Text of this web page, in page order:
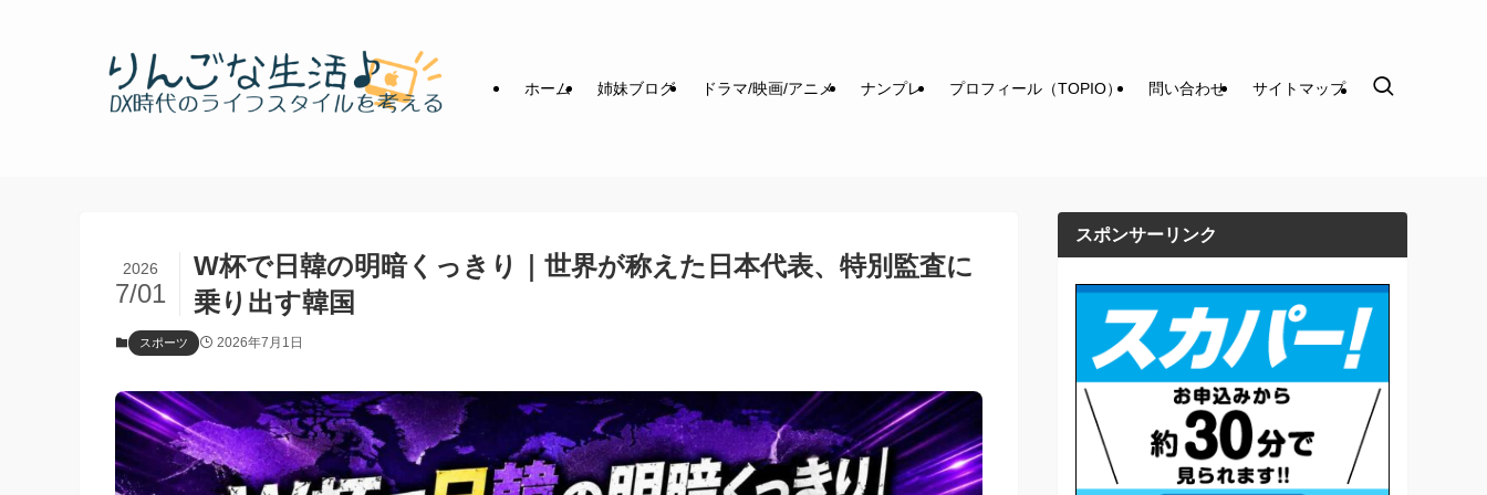
ホーム 姉妹ブログ ドラマ/映画/アニメ ナンプレ プロフィール（TOPIO） 問い合わせ サイトマップ
W杯で日韓の明暗くっきり｜世界が称えた日本代表、特別監査に
乗り出す韓国
2026
7/01
スポーツ 2026年7月1日
スポンサーリンク